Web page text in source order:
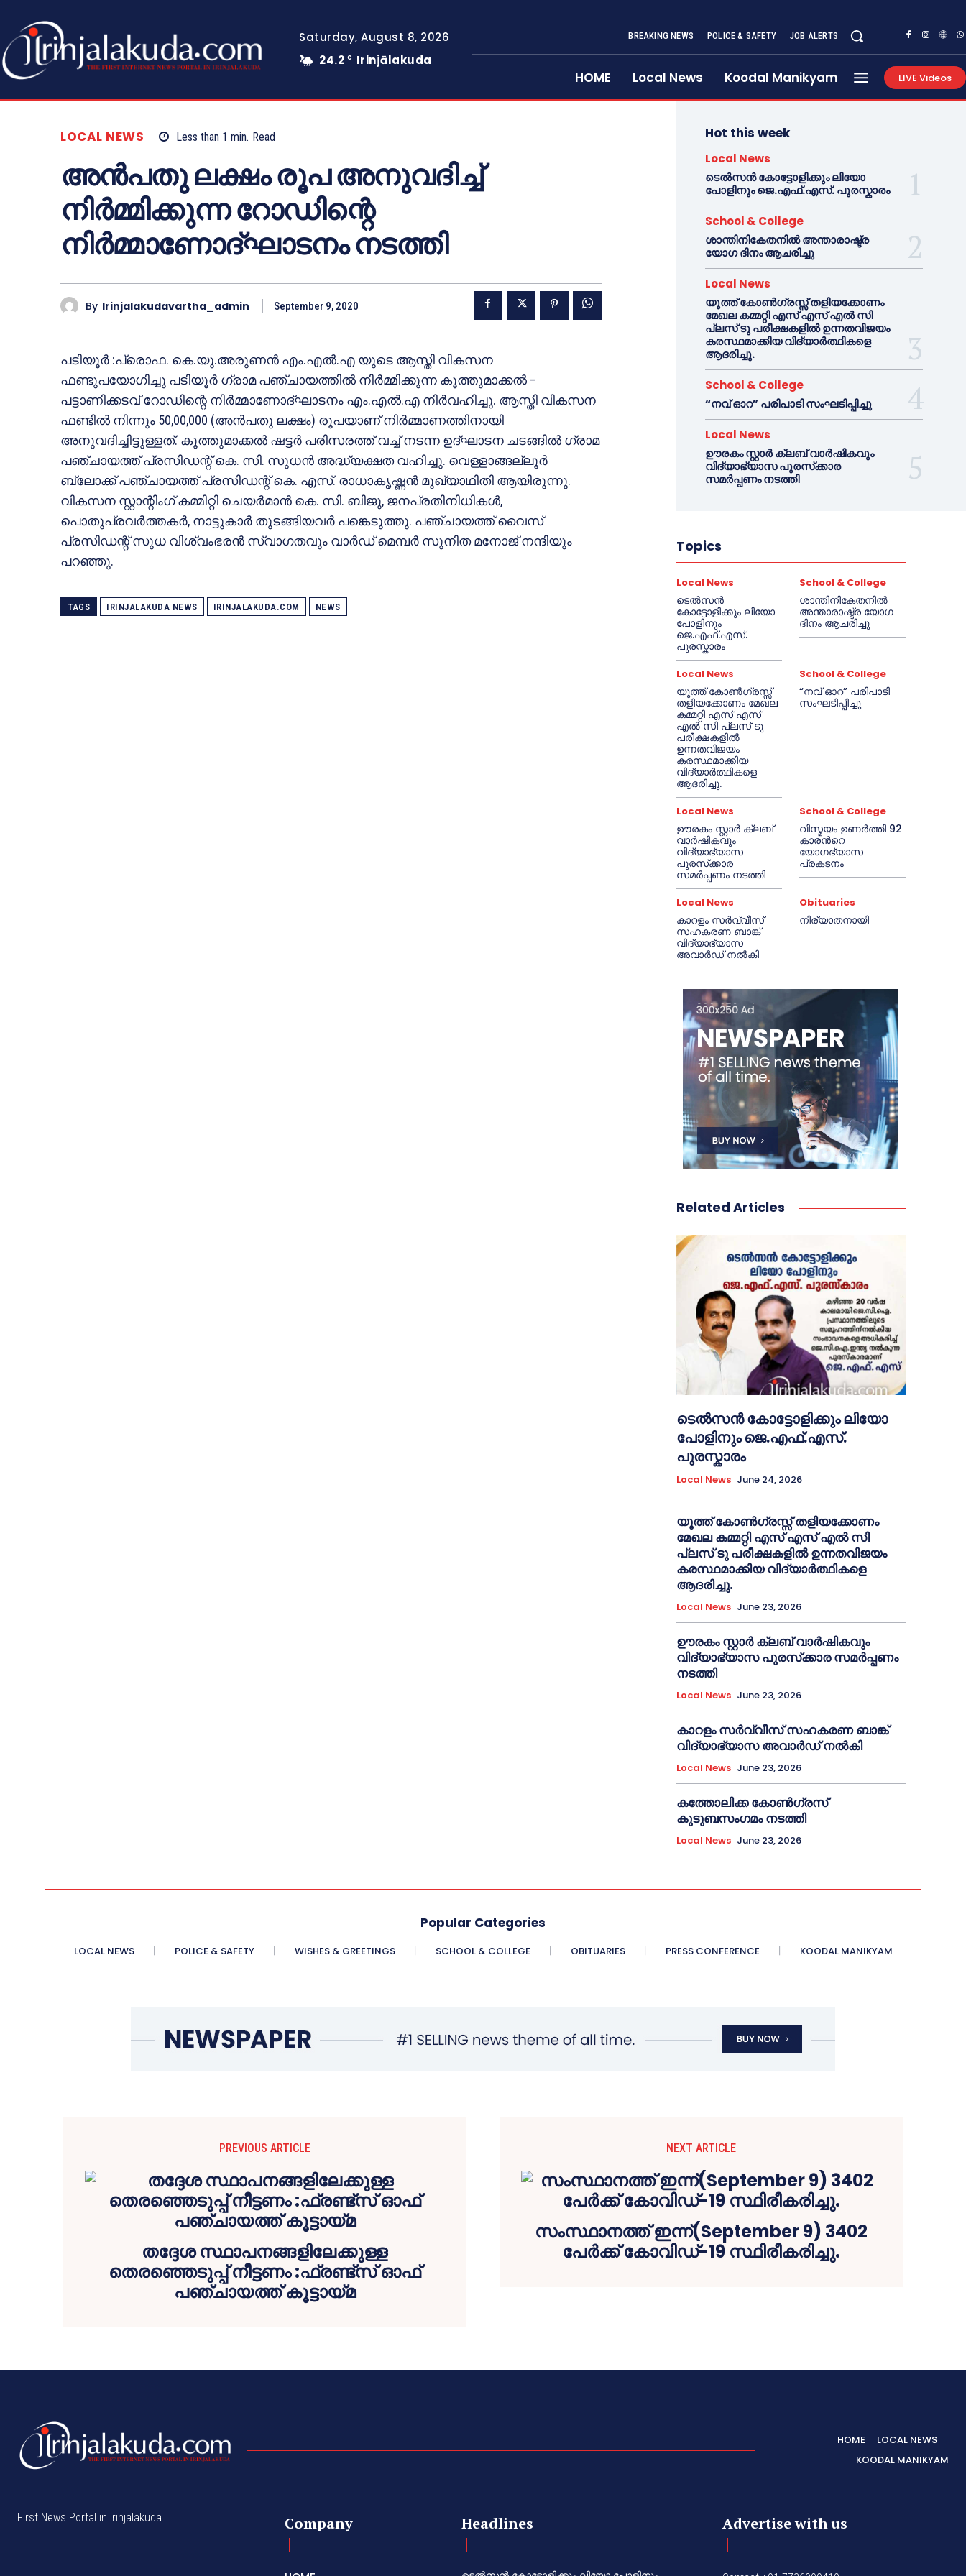
Saturday, August 8, 2026
24.2 C Irinjālakuda
BREAKING NEWS POLICE & SAFETY JOB ALERTS
HOME Local News Koodal Manikyam LIVE Videos
LOCAL NEWS Less than 1 min. Read
അൻപതു ലക്ഷം രൂപ അനുവദിച്ച്
നിർമ്മിക്കുന്ന റോഡിന്റെ
നിർമ്മാണോദ്‌ഘാടനം നടത്തി
By Irinjalakudavartha_admin September 9, 2020
പടിയൂർ :പ്രൊഫ. കെ.യു.അരുണൻ എം.എൽ.എ യുടെ ആസ്തി വികസന
ഫണ്ടുപയോഗിച്ചു പടിയൂർ ഗ്രാമ പഞ്ചായത്തിൽ നിർമ്മിക്കുന്ന കൂത്തുമാക്കൽ –
പട്ടാണിക്കടവ് റോഡിന്റെ നിർമ്മാണോദ്ഘാടനം എം.എൽ.എ നിർവഹിച്ചു. ആസ്തി വികസന
ഫണ്ടിൽ നിന്നും 50,00,000 (അൻപതു ലക്ഷം) രൂപയാണ് നിർമ്മാണത്തിനായി
അനുവദിച്ചിട്ടുള്ളത്. കൂത്തുമാക്കൽ ഷട്ടർ പരിസരത്ത് വച്ച് നടന്ന ഉദ്‌ഘാടന ചടങ്ങിൽ ഗ്രാമ
പഞ്ചായത്ത്‌ പ്രസിഡന്റ്‌ കെ. സി. സുധൻ അദ്ധ്യക്ഷത വഹിച്ചു. വെള്ളാങ്ങല്ലൂർ
ബ്ലോക്ക്‌ പഞ്ചായത്ത്‌ പ്രസിഡന്റ്‌ കെ. എസ്. രാധാകൃഷ്ണൻ മുഖ്യാഥിതി ആയിരുന്നു.
വികസന സ്റ്റാന്റിംഗ് കമ്മിറ്റി ചെയർമാൻ കെ. സി. ബിജു, ജനപ്രതിനിധികൾ,
പൊതുപ്രവർത്തകർ, നാട്ടുകാർ തുടങ്ങിയവർ പങ്കെടുത്തു. പഞ്ചായത്ത്‌ വൈസ്
പ്രസിഡന്റ്‌ സുധ വിശ്വംഭരൻ സ്വാഗതവും വാർഡ് മെമ്പർ സുനിത മനോജ്‌ നന്ദിയും
പറഞ്ഞു.
TAGS IRINJALAKUDA NEWS IRINJALAKUDA.COM NEWS
Hot this week
Local News
ടെൽസൻ കോട്ടോളിക്കും ലിയോ
പോളിനും ജെ.എഫ്.എസ്. പുരസ്കാരം
School & College
ശാന്തിനികേതനിൽ അന്താരാഷ്ട്ര
യോഗ ദിനം ആചരിച്ചു
Local News
യൂത്ത് കോൺഗ്രസ്സ് തളിയക്കോണം
മേഖല കമ്മറ്റി എസ് എസ് എൽ സി
പ്ലസ് ടു പരീക്ഷകളിൽ ഉന്നതവിജയം
കരസ്ഥമാക്കിയ വിദ്യാർത്ഥികളെ
ആദരിച്ചു.
School & College
“നവ് ഓറ” പരിപാടി സംഘടിപ്പിച്ചു
Local News
ഊരകം സ്റ്റാർ ക്ലബ് വാർഷികവും
വിദ്യാഭ്യാസ പുരസ്‌ക്കാര
സമർപ്പണം നടത്തി
Topics
Local News
ടെൽസൻ
കോട്ടോളിക്കും ലിയോ
പോളിനും
ജെ.എഫ്.എസ്.
പുരസ്കാരം
School & College
ശാന്തിനികേതനിൽ
അന്താരാഷ്ട്ര യോഗ
ദിനം ആചരിച്ചു
Local News
യൂത്ത് കോൺഗ്രസ്സ്
തളിയക്കോണം മേഖല
കമ്മറ്റി എസ് എസ്
എൽ സി പ്ലസ് ടു
പരീക്ഷകളിൽ
ഉന്നതവിജയം
കരസ്ഥമാക്കിയ
വിദ്യാർത്ഥികളെ
ആദരിച്ചു.
School & College
“നവ് ഓറ” പരിപാടി
സംഘടിപ്പിച്ചു
Local News
ഊരകം സ്റ്റാർ ക്ലബ്
വാർഷികവും
വിദ്യാഭ്യാസ
പുരസ്‌ക്കാര
സമർപ്പണം നടത്തി
School & College
വിസ്മയം ഉണർത്തി 92
കാരൻറെ
യോഗഭ്യാസ
പ്രകടനം
Local News
കാറളം സർവ്വീസ്
സഹകരണ ബാങ്ക്
വിദ്യാഭ്യാസ
അവാർഡ് നൽകി
Obituaries
നിര്യാതനായി
Related Articles
ടെൽസൻ കോട്ടോളിക്കും ലിയോ
പോളിനും ജെ.എഫ്.എസ്.
പുരസ്കാരം
Local News June 24, 2026
യൂത്ത് കോൺഗ്രസ്സ് തളിയക്കോണം
മേഖല കമ്മറ്റി എസ് എസ് എൽ സി
പ്ലസ് ടു പരീക്ഷകളിൽ ഉന്നതവിജയം
കരസ്ഥമാക്കിയ വിദ്യാർത്ഥികളെ
ആദരിച്ചു.
Local News June 23, 2026
ഊരകം സ്റ്റാർ ക്ലബ് വാർഷികവും
വിദ്യാഭ്യാസ പുരസ്‌ക്കാര സമർപ്പണം
നടത്തി
Local News June 23, 2026
കാറളം സർവ്വീസ് സഹകരണ ബാങ്ക്
വിദ്യാഭ്യാസ അവാർഡ് നൽകി
Local News June 23, 2026
കത്തോലിക്ക കോൺഗ്രസ്
കുടുബസംഗമം നടത്തി
Local News June 23, 2026
Popular Categories
LOCAL NEWS POLICE & SAFETY WISHES & GREETINGS SCHOOL & COLLEGE OBITUARIES PRESS CONFERENCE KOODAL MANIKYAM
PREVIOUS ARTICLE
തദ്ദേശ സ്ഥാപനങ്ങളിലേക്കുള്ള
തെരഞ്ഞെടുപ്പ് നീട്ടണം :ഫ്രണ്ട്‌സ് ഓഫ്
പഞ്ചായത്ത്‌ കൂട്ടായ്മ
NEXT ARTICLE
സംസ്ഥാനത്ത് ഇന്ന്(September 9) 3402
പേര്‍ക്ക് കോവിഡ്-19 സ്ഥിരീകരിച്ചു.
HOME
LOCAL NEWS
KOODAL MANIKYAM
First News Portal in Irinjalakuda. Company Headlines Advertise with us